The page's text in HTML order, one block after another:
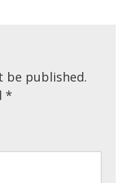
be published.
*